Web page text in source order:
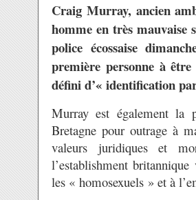
Craig Murray, ancien
homme en très mauvaise
police écossaise
première personne à
défini d’« identification
Murray est également la
Bretagne pour outrage à
valeurs juridiques et
l’establishment
les « homosexuels » et à